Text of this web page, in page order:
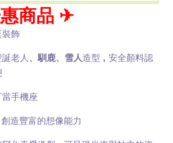
商品 ✈
飾
老人 、馴鹿、雪人造型 , 安全顏料認
手機座
造豐富的想像能力